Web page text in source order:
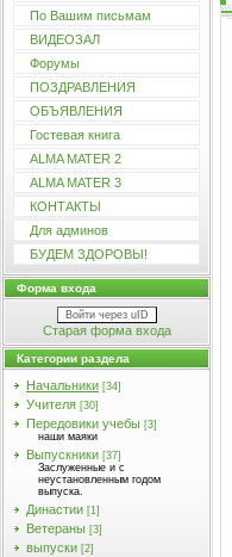
По Вашим письмам
ВИДЕОЗАЛ
Форумы
ПОЗДРАВЛЕНИЯ
ОБЪЯВЛЕНИЯ
Гостевая книга
ALMA MATER 2
ALMA MATER 3
КОНТАКТЫ
Для админов
БУДЕМ ЗДОРОВЫ!
Форма входа
Войти через uID
Старая форма входа
Категории раздела
Начальники [34]
Учителя [30]
Передовики учебы [3]
наши маяки
Выпускники [37]
Заслуженные и с
неустановленным годом
выпуска.
Династии [1]
Ветераны [3]
выпуски [2]